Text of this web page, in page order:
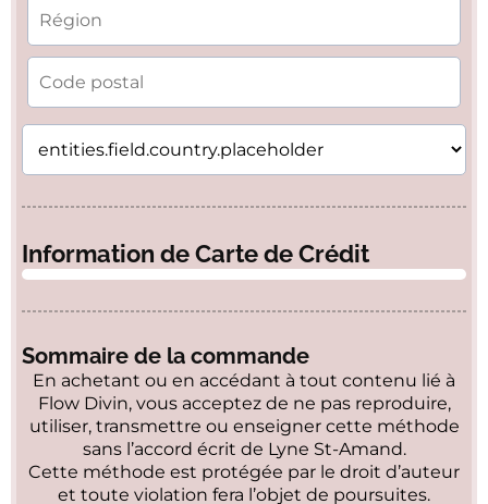
Information de Carte de Crédit
Sommaire de la commande
En achetant ou en accédant à tout contenu lié à
Flow Divin, vous acceptez de ne pas reproduire,
utiliser, transmettre ou enseigner cette méthode
sans l’accord écrit de Lyne St-Amand.
Cette méthode est protégée par le droit d’auteur
et toute violation fera l’objet de poursuites.